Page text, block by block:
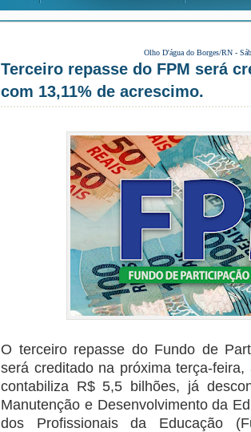
Olho D'água do Borges/RN -
Terceiro repasse do FPM será
com 13,11% de acrescimo.
O terceiro repasse do Fundo de
será creditado na próxima terça-
contabiliza R$ 5,5 bilhões, já
Manutenção e Desenvolvimento da
dos Profissionais da Educação